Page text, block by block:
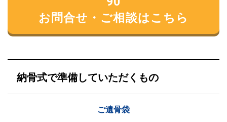
お問合せ・ご相談はこちら
納骨式で準備していただくもの
ご遺骨袋